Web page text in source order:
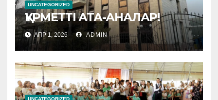
UNCATEGORIZED
ҚҰРМЕТТІ АТА-АНАЛАР!
АПР 1, 2026 ADMIN
UNCATEGORIZED